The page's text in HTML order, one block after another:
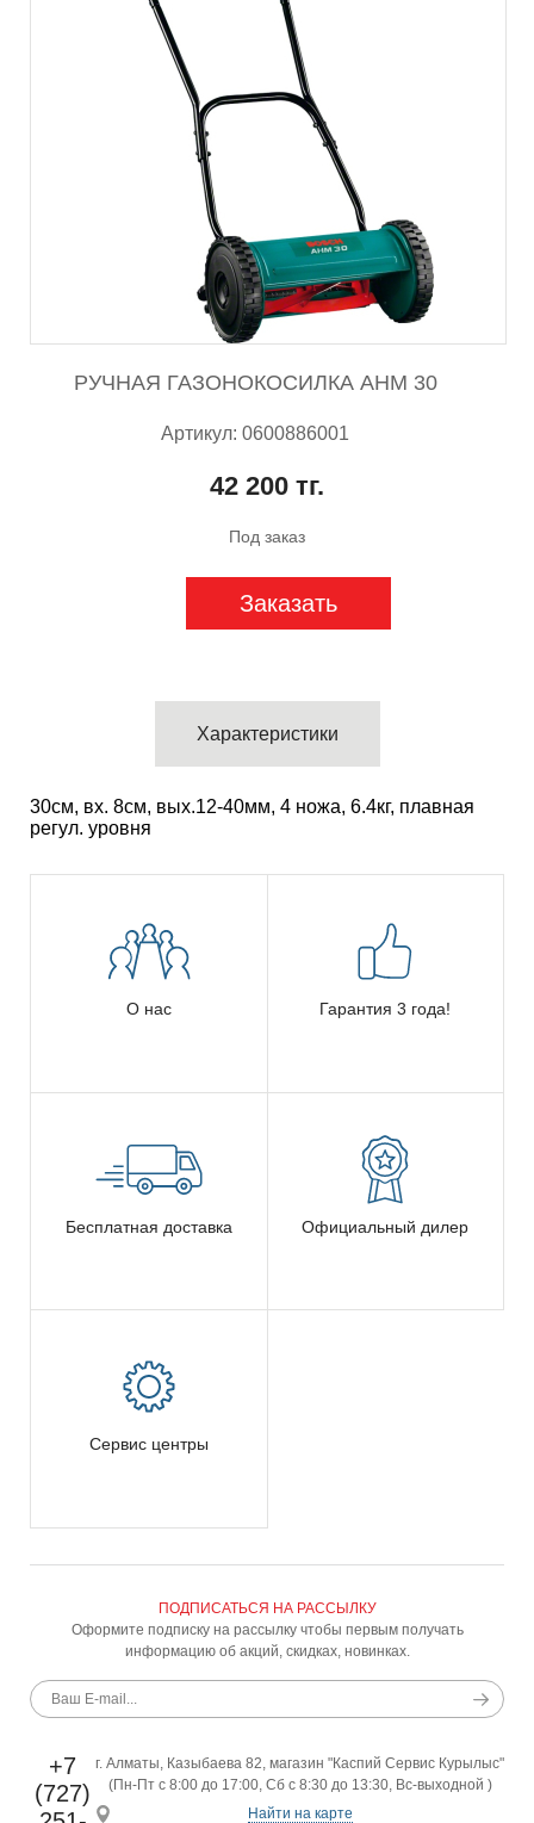
РУЧНАЯ ГАЗОНОКОСИЛКА AHM 30
Артикул: 0600886001
42 200 тг.
Под заказ
Заказать
Характеристики
30см, вх. 8см, вых.12-40мм, 4 ножа, 6.4кг, плавная
регул. уровня
О нас Гарантия 3 года!
Бесплатная доставка Официальный дилер
Сервис центры
ПОДПИСАТЬСЯ НА РАССЫЛКУ
Оформите подписку на рассылку чтобы первым получать
информацию об акций, скидках, новинках.
г. Алматы, Казыбаева 82, магазин "Каспий Сервис Курылыс"
(Пн-Пт с 8:00 до 17:00, Сб с 8:30 до 13:30, Вс-выходной )
Найти на карте
+7
(727)